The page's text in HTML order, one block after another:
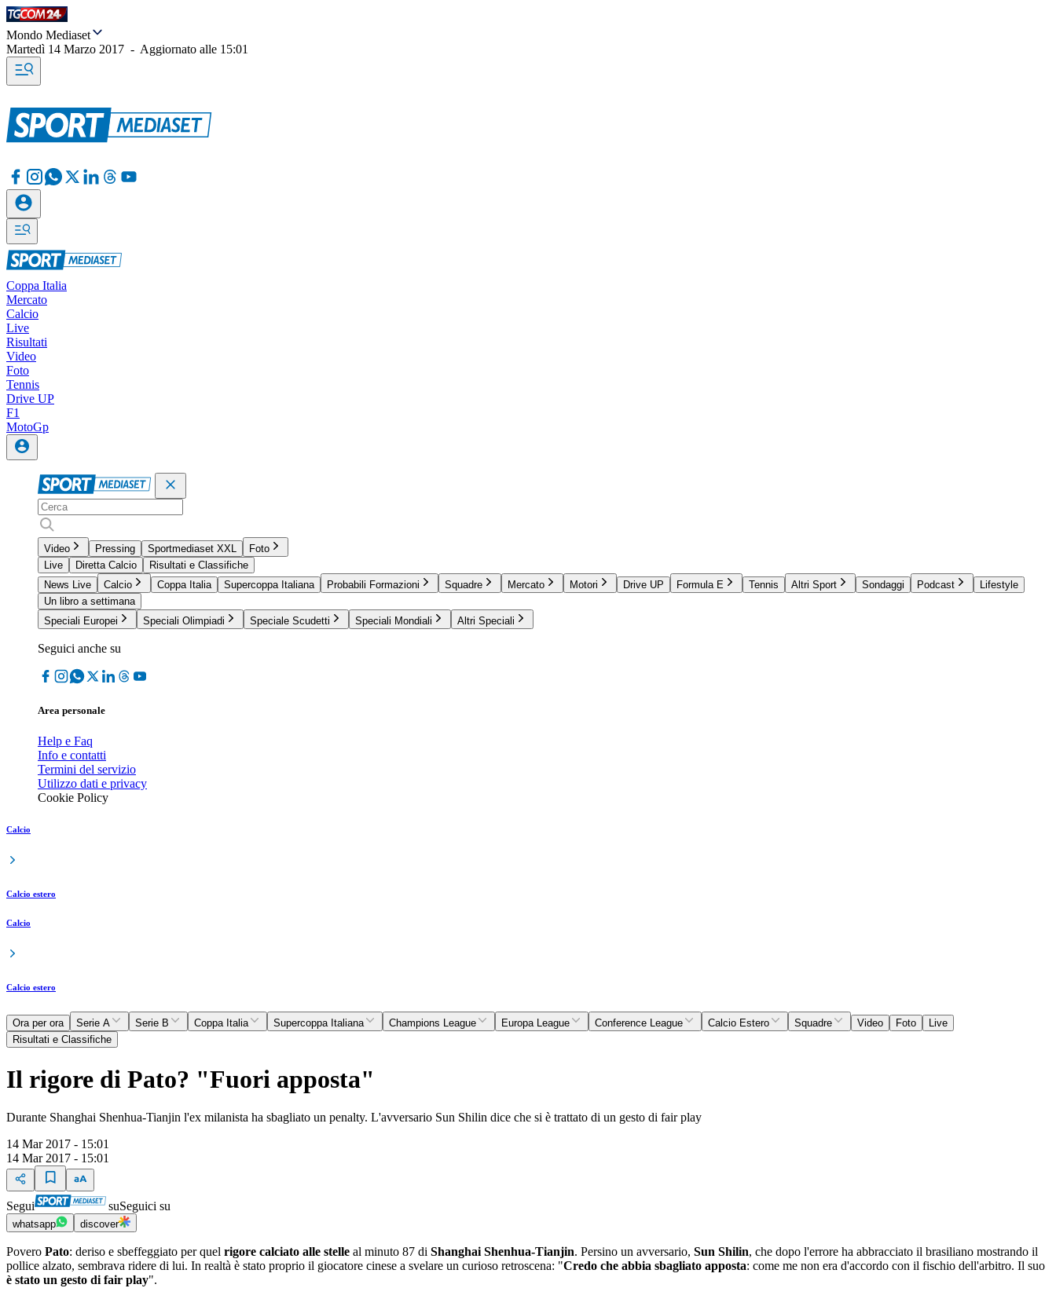
Mondo Mediaset
Martedì 14 Marzo 2017 - Aggiornato alle 15:01
Coppa Italia
Mercato
Calcio
Live
Risultati
Video
Foto
Tennis
Drive UP
F1
MotoGp
Video Pressing Sportmediaset XXL
Foto
Live
Diretta Calcio
Risultati e Classifiche
News Live
Calcio Coppa Italia Supercoppa Italiana Probabili Formazioni Squadre Mercato Motori Drive UP Formula E Tennis Altri Sport Sondaggi Podcast
Lifestyle
Un libro a settimana
Speciali Europei
Speciali Olimpiadi Speciale Scudetti Speciali Mondiali Altri Speciali
Seguici anche su
Area personale
Help e Faq
Info e contatti
Termini del servizio
Utilizzo dati e privacy
Cookie Policy
Calcio
Calcio estero
Calcio
Calcio estero
Ora per ora Serie A Serie B Coppa Italia Supercoppa Italiana Champions League Europa League Conference League Calcio Estero Squadre Video Foto
Live
Risultati e Classifiche
Il rigore di Pato? "Fuori apposta"
Durante Shanghai Shenhua-Tianjin l'ex milanista ha sbagliato un penalty. L'avversario Sun Shilin dice che si è trattato di un gesto di fair play
14 Mar 2017 - 15:01
14 Mar 2017 - 15:01
Segui suSeguici su
whatsapp discover
Povero Pato: deriso e sbeffeggiato per quel rigore calciato alle stelle al minuto 87 di Shanghai Shenhua-Tianjin. Persino un avversario, Sun Shilin, che dopo l'errore ha abbracciato il brasiliano mostrando il
pollice alzato, sembrava ridere di lui. In realtà è stato proprio il giocatore cinese a svelare un curioso retroscena: "Credo che abbia sbagliato apposta: come me non era d'accordo con il fischio dell'arbitro. Il suo
è stato un gesto di fair play".